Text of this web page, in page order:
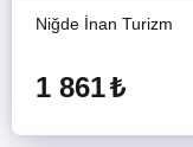
Niğde İnan Turizm
1 861₺